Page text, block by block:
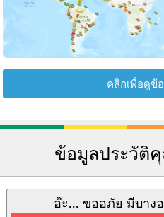
คลิกเพื่อดูข้
ข้อมูลประวัติ
อ๊ะ... ขออภัย มีบาง